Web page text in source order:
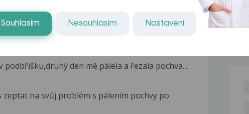
neměla problémy s vaginální mykózou nebo...
den mě pálela a řezala pochva....
zeptat na svůj problém s pálením pochvy po
Souhlasím Nesouhlasím Nastavení